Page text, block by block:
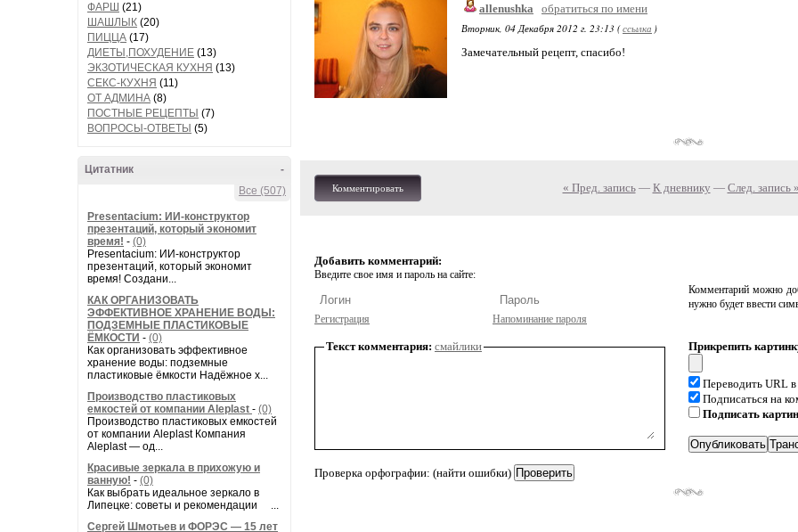
ФАРШ (21)
ШАШЛЫК (20)
ПИЦЦА (17)
ДИЕТЫ,ПОХУДЕНИЕ (13)
ЭКЗОТИЧЕСКАЯ КУХНЯ (13)
СЕКС-КУХНЯ (11)
ОТ АДМИНА (8)
ПОСТНЫЕ РЕЦЕПТЫ (7)
ВОПРОСЫ-ОТВЕТЫ (5)
-
Цитатник
Все (507)
Presentacium: ИИ‑конструктор
презентаций, который экономит
время! - (0)
Presentacium: ИИ‑конструктор
презентаций, который экономит
время! Создани...
КАК ОРГАНИЗОВАТЬ
ЭФФЕКТИВНОЕ ХРАНЕНИЕ ВОДЫ:
ПОДЗЕМНЫЕ ПЛАСТИКОВЫЕ
ЁМКОСТИ - (0)
Как организовать эффективное
хранение воды: подземные
пластиковые ёмкости Надёжное х...
Производство пластиковых
емкостей от компании Aleplast - (0)
Производство пластиковых емкостей
от компании Aleplast Компания
Aleplast — од...
Красивые зеркала в прихожую и
ванную! - (0)
Как выбрать идеальное зеркало в
Липецке: советы и рекомендации ...
Сергей Шмотьев и ФОРЭС — 15 лет
allenushka
обратиться по имени
Вторник, 04 Декабря 2012 г. 23:13 (ссылка )
Замечательный рецепт, спасибо!
Комментировать « Пред. запись— К дневнику — След. запись »
Добавить комментарий:
Введите свое имя и пароль на сайте:
Регистрация Напоминание пароля
Комментарий можно
нужно будет ввести
Текст комментария: смайлики
Проверка орфографии: (найти ошибки)
Прикрепить
Переводить URL
Подписаться на
Подписать